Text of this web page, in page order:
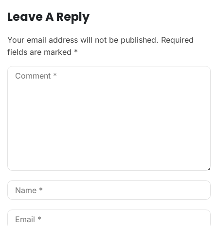
Leave A Reply
Your email address will not be published. Required
fields are marked *